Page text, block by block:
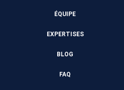
ÉQUIPE
EXPERTISES
BLOG
FAQ